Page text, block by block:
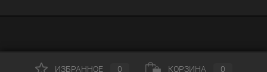
ИЗБРАННОЕ 0 КОРЗИНА 0